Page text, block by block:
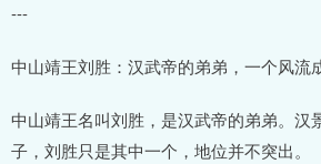
---
中山靖王刘胜：汉武帝的弟弟，一个风流
中山靖王名叫刘胜，是汉武帝的弟弟。汉
子，刘胜只是其中一个，地位并不突出。